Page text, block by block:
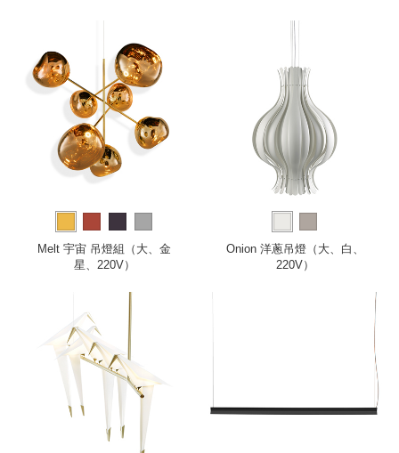
Melt 宇宙 吊燈組（大、金
星、220V）
Onion 洋蔥吊燈（大、白、
220V）